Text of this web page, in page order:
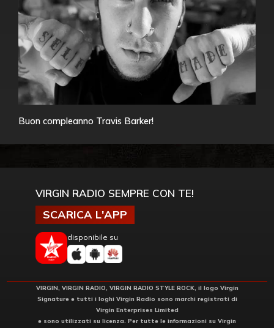
Buon compleanno Travis Barker!
VIRGIN RADIO SEMPRE CON TE!
SCARICA L'APP
disponibile su
VIRGIN, VIRGIN RADIO, VIRGIN RADIO STYLE ROCK, il logo Virgin
Signature e tutti i loghi Virgin Radio sono marchi registrati di
Virgin Enterprises Limited
e sono utilizzati su licenza. Per tutte le informazioni su Virgin